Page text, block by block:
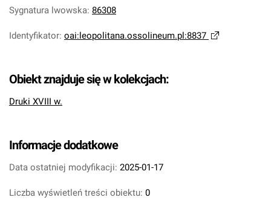
Sygnatura lwowska: 86308
Identyfikator: oai:leopolitana.ossolineum.pl:8837
Obiekt znajduje się w kolekcjach:
Druki XVIII w.
Informacje dodatkowe
Data ostatniej modyfikacji: 2025-01-17
Liczba wyświetleń treści obiektu: 0